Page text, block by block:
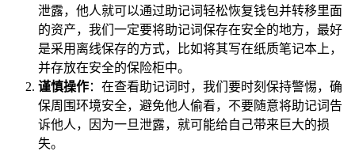
泄露，他人就可以通过助记词轻松恢复钱包并转移里面
的资产，我们一定要将助记词保存在安全的地方，最好
是采用离线保存的方式，比如将其写在纸质笔记本上，
并存放在安全的保险柜中。
谨慎操作：在查看助记词时，我们要时刻保持警惕，确
保周围环境安全，避免他人偷看，不要随意将助记词告
诉他人，因为一旦泄露，就可能给自己带来巨大的损
失。